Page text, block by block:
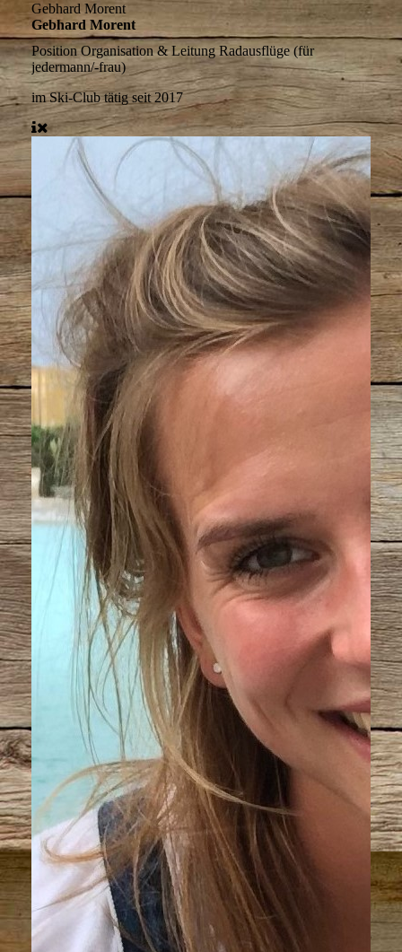
Gebhard Morent
Gebhard Morent
PositionOrganisation & Leitung Radausflüge (für
jedermann/-frau)
im Ski-Club tätigseit 2017